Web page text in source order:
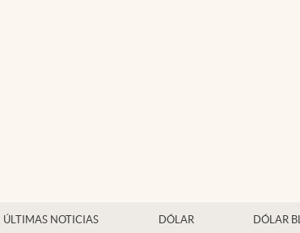
ÚLTIMAS NOTICIAS DÓLAR DÓLAR
Mercados Online